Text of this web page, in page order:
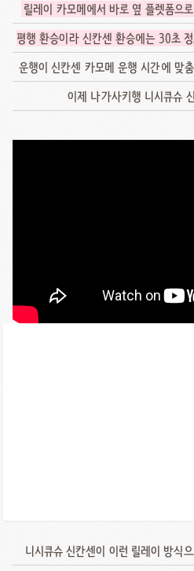
릴레이 카모메에서 바로 옆 플렛폼으
평행 환승이라 신칸센 환승에는 30초
운행이 신칸센 카모메 운행 시간에 맞
이제 나가사키행 니시큐슈
니시큐슈 신칸센이 이런 릴레이 방식